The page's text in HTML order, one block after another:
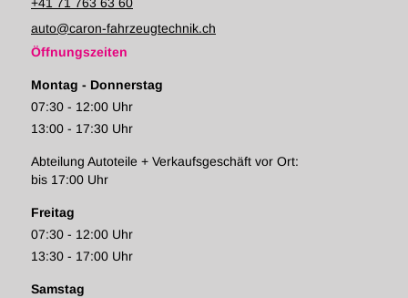
+41 71 763 63 60
auto@caron-fahrzeugtechnik.ch
Öffnungszeiten
Montag - Donnerstag
07:30 - 12:00 Uhr
13:00 - 17:30 Uhr
Abteilung Autoteile + Verkaufsgeschäft vor Ort:
bis 17:00 Uhr
Freitag
07:30 - 12:00 Uhr
13:30 - 17:00 Uhr
Samstag